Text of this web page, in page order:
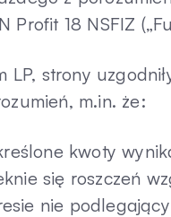
Profit 18 NSFIZ
strony
m.in. że:
kwoty
się roszczeń
nie